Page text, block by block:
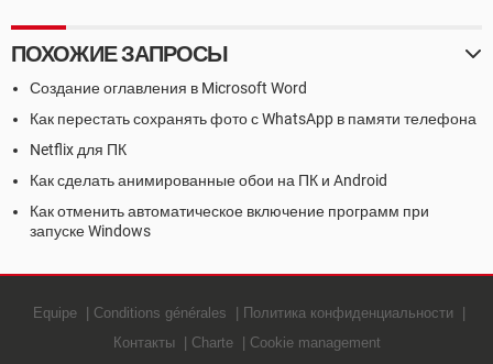
ПОХОЖИЕ ЗАПРОСЫ
Создание оглавления в Microsoft Word
Как перестать сохранять фото с WhatsApp в памяти телефона
Netflix для ПК
Как сделать анимированные обои на ПК и Android
Как отменить автоматическое включение программ при
запуске Windows
Equipe Conditions générales
Политика конфиденциальности
Контакты
Charte Cookie management